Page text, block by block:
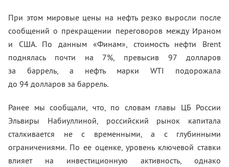
При этом мировые цены на нефть резко выросли после
сообщений о прекращении переговоров между Ираном
и США. По данным «Финам», стоимость нефти Brent
поднялась почти на 7%, превысив 97 долларов
за баррель, а нефть марки WTI подорожала
до 94 долларов за баррель.
Ранее мы сообщали, что, по словам главы ЦБ России
Эльвиры Набиуллиной, российский рынок капитала
сталкивается не с временными, а с глубинными
ограничениями. По ее оценке, уровень ключевой ставки
влияет на инвестиционную активность, однако